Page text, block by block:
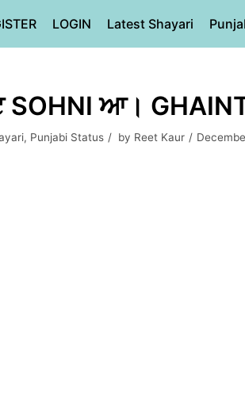
LOGIN Latest Shayari
SOHNI ਆ।
, Punjabi Status by Reet Kaur